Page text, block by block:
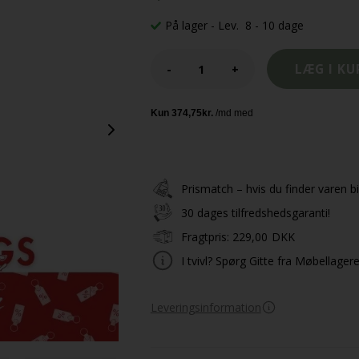
På lager - Lev. 8 - 10 dage
- +
Prismatch – hvis du finder varen
30 dages tilfredshedsgaranti!
Fragtpris: 229,00 DKK
I tvivl? Spørg Gitte fra
Leveringsinformation